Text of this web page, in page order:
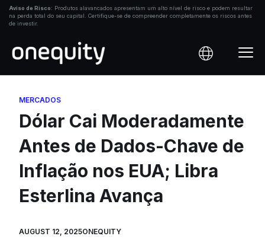
SkipAviso de Risco: Produtos alavancados apresentam um alto nível de risco e podem resultar
na perda total do seu capital. Certifique-se de compreender completamente os riscos antes
de investir.
MERCADOS
Dólar Cai Moderadamente
Antes de Dados-Chave de
Inflação nos EUA; Libra
Esterlina Avança
AUGUST 12, 2025ONEQUITY